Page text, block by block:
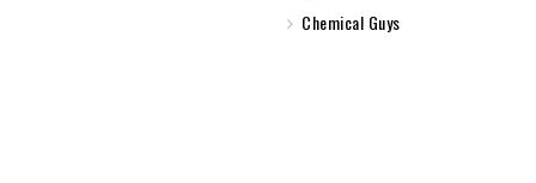
Chemical Guys